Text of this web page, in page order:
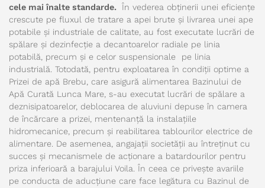
cele mai înalte standarde.
În vederea obținerii unei eficiențe
crescute pe fluxul de tratare a apei brute și livrarea unei ape
potabile și industriale de calitate, au fost executate lucrări de
spălare și dezinfecție a decantoarelor radiale pe linia
potabilă, precum și e celor suspensionale pe linia
industrială. Totodată, pentru exploatarea în condiții optime a
Prizei de apă Brebu, care asigură alimentarea Bazinului de
Apă Curată Lunca Mare, s-au executat lucrări de spălare a
deznisipatoarelor, deblocarea de aluviuni depuse în camera
de încărcare a prizei, mentenanță la instalațiile
hidromecanice, precum și reabilitarea tablourilor electrice de
alimentare. De asemenea, angajații societății au întreținut cu
succes și mecanismele de acționare a batardourilor pentru
priza inferioară a barajului Voila. În ceea ce privește avariile
pe conducta de aducțiune care face legătura cu Bazinul de